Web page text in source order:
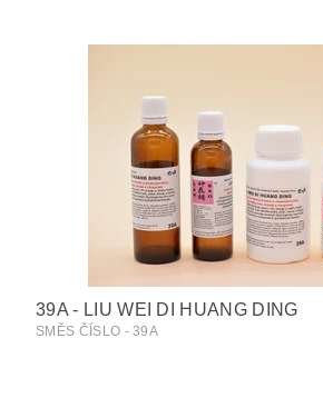
39A - LIU WEI DI HUANG DING
SMĚS ČÍSLO - 39A